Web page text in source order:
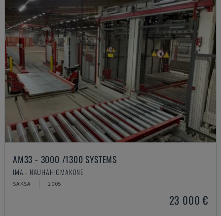
AM33 - 3000 /1300 SYSTEMS
IMA - NAUHAHIOMAKONE
SAKSA 2005
23 000 €